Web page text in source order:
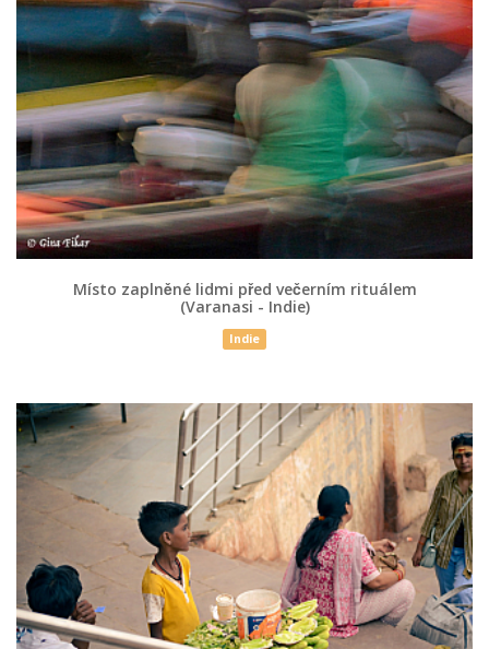
Místo zaplněné lidmi před večerním rituálem
(Varanasi - Indie)
Indie